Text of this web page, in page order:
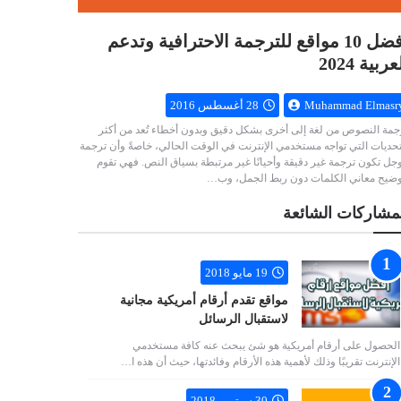
أفضل 10 مواقع للترجمة الاحترافية وتدعم
2024
Muhammad 28 أغسطس 2016
النصوص من لغة إلى أخرى بشكل دقيق وبدون أخطاء تُعد من أكثر
التي تواجه مستخدمي الإنترنت في الوقت الحالي، خاصةً وأن ترجمة
تكون ترجمة غير دقيقة وأحيانًا غير مرتبطة بسياق النص. فهي تقوم
معاني الكلمات دون ربط الجمل، وب…
الشائعة
19 مايو 2018
مواقع تقدم أرقام أمريكية مجانية
لاستقبال الرسائل
الحصول على أرقام أمريكية هو شئ يبحث عنه كافة مستخدمي
الإنترنت تقريبًا وذلك لأهمية هذه الأرقام وفائدتها، حيث أن هذه ا…